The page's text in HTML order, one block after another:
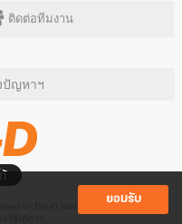
ยอมรับ
ติดต่อทีมงาน
ปัญหาฯ
by Dek-D Interactive Co.,Ltd.
ใช้บริการ